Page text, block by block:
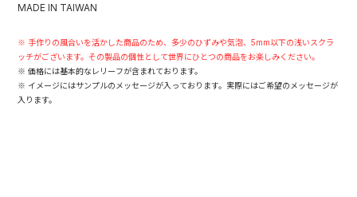
MADE IN TAIWAN
※ 手作りの風合いを活かした商品のため、多少のひずみや気泡、5mm以下の浅いスクラ
ッチがございます。その製品の個性として世界にひとつの商品をお楽しみください。
※ 価格には基本的なレリーフが含まれております。
※ イメージにはサンプルのメッセージが入っております。実際にはご希望のメッセージが
入ります。